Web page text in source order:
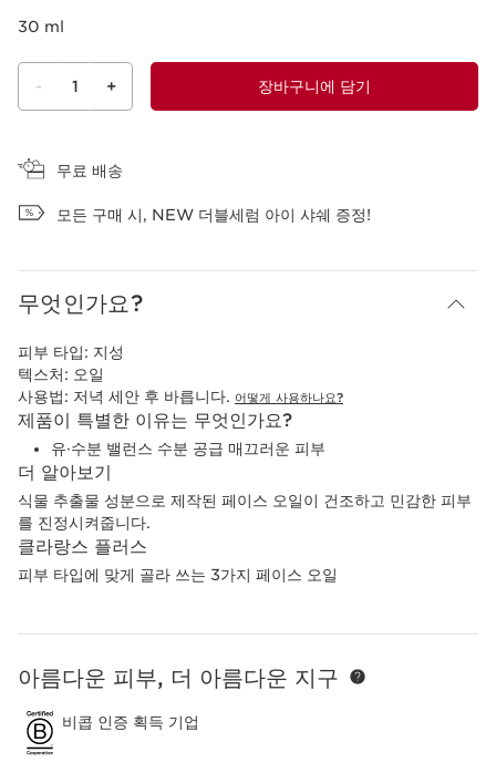
30 ml
- 1 + 장바구니에 담기
무료 배송
모든 구매 시, NEW 더블세럼 아이 샤쉐 증정!
무엇인가요?
피부 타입: 지성
텍스처: 오일
사용법: 저녁 세안 후 바릅니다. 어떻게 사용하나요?
제품이 특별한 이유는 무엇인가요?
유·수분 밸런스 수분 공급 매끄러운 피부
더 알아보기
식물 추출물 성분으로 제작된 페이스 오일이 건조하고 민감한 피부
를 진정시켜줍니다.
클라랑스 플러스
피부 타입에 맞게 골라 쓰는 3가지 페이스 오일
컨텐츠로 이동하기
아름다운 피부, 더 아름다운 지구
비콥 인증 획득 기업